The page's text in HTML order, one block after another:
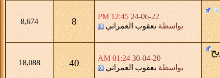
24-06-22
12:45 PM
بواسطة يعقوب العمراني 8
8,674
30-04-20
01:24 AM
بواسطة يعقوب العمراني 40
18,088